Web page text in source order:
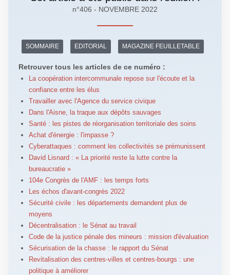
n°406 - NOVEMBRE 2022
SOMMAIRE EDITORIAL MAGAZINE FEUILLETABLE
Retrouver tous les articles de ce numéro :
La coopération intercommunale repose sur l'écoute et la
confiance entre les élus
Travailler avec l'Agence du service civique
Dans l'Aisne, la traque aux dépôts sauvages
Santé : les pistes de réorganisation territoriale des soins
Achat d'énergie : l'impasse ?
Cyberattaques : comment les collectivités se prémunissent
David Lisnard : « La priorité reste la lutte contre la
bureaucratie »
104e Congrès de l'AMF : les temps forts
Les échos d'avant-congrès 2022
Sécurité civile : les départements demandent plus de
moyens
Décentralisation : le Sénat au travail
Code de la justice pénale des mineurs : mission d'évaluation
Sécurisation de la chasse : le rapport du Sénat
Revitalisation des centres-villes et centres-bourgs : une
politique à améliorer